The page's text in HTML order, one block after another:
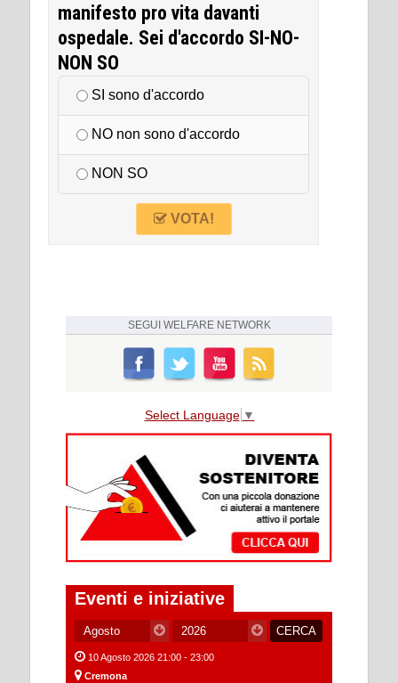
manifesto pro vita davanti
ospedale. Sei d'accordo SI-NO-
NON SO
SI sono d'accordo
NO non sono d'accordo
NON SO
VOTA!
SEGUI WELFARE NETWORK
Select Language ▼
Eventi e iniziative
10 Agosto 2026 21:00 - 23:00
Cremona